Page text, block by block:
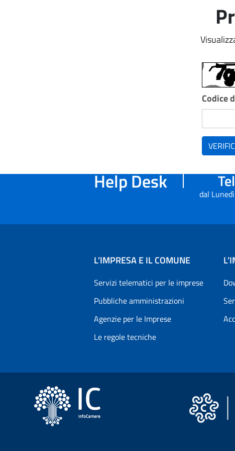
Codice
Help Desk dal
L’IMPRESA E IL COMUNE
Servizi telematici per le imprese
Pubbliche amministrazioni
Agenzie per le Imprese
Le regole tecniche